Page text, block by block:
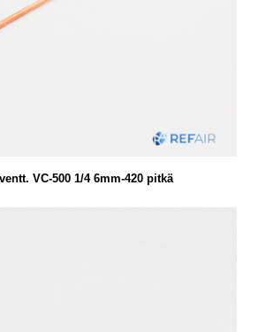
VC-500 1/4 6mm-420 pitkä